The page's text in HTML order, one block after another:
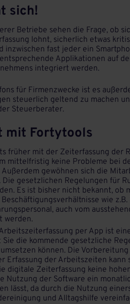
sich!
Betriebe sehen die Frage, ob
lohnt, sicherlich etwas
inzwischen fast jeder ein
Applikationen auf
integriert werden.
für Firmenzwecke ist es
steuerlich geltend zu machen
Steuerberater.
mit Fortytools
früher mit der Zeiterfassung der
mittelfristig keine Probleme bei
gewöhnen sich die
gesetzlichen Regelungen für
Es ist bisher nicht bekannt, ob
wie z.B.
auch vom
werden.
per App ist
die kommende gesetzliche
können. Die Vorbereitung
Erfassung der Arbeitszeiten kann
digitale Zeiterfassung keine
Nutzung der Software ein
lässt, da durch die Nutzung
und Alltagshilfe